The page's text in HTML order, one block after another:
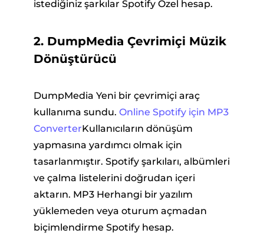
istediğiniz şarkılar Spotify Özel hesap.
2. DumpMedia Çevrimiçi Müzik
Dönüştürücü
DumpMedia Yeni bir çevrimiçi araç
kullanıma sundu. Online Spotify için MP3
ConverterKullanıcıların dönüşüm
yapmasına yardımcı olmak için
tasarlanmıştır. Spotify şarkıları, albümleri
ve çalma listelerini doğrudan içeri
aktarın. MP3 Herhangi bir yazılım
yüklemeden veya oturum açmadan
biçimlendirme Spotify hesap.